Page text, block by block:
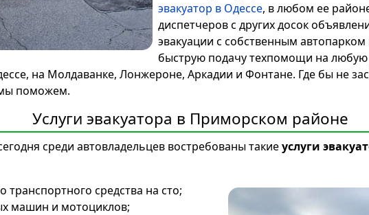
эвакуатор в Одессе, в любом ее
диспетчеров с других досок
эвакуации с собственным
быструю подачу техпомощи на
на Молдаванке, Лонжероне, Аркадии и Фонтане. Где бы не
мы поможем.
Услуги эвакуатора в Приморском районе
среди автовладельцев востребованы такиеуслуги
транспортного средства на сто;
машин и мотоциклов;